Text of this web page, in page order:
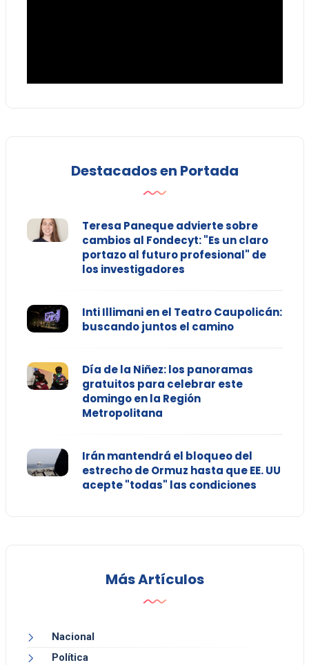
Destacados en Portada
Teresa Paneque advierte sobre
cambios al Fondecyt: "Es un claro
portazo al futuro profesional" de
los investigadores
Inti Illimani en el Teatro Caupolicán:
buscando juntos el camino
Día de la Niñez: los panoramas
gratuitos para celebrar este
domingo en la Región
Metropolitana
Irán mantendrá el bloqueo del
estrecho de Ormuz hasta que EE. UU
acepte "todas" las condiciones
Más Artículos
Nacional
Política